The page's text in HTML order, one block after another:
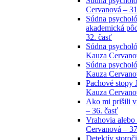
Cervanová –
Súdna
akademická
32. časť
Súdna
Kauza
Súdna
Kauza
Pachové stopy
Kauza
Ako mi prišili
– 36. časť
Vrahovia alebo
Cervanová –
Detektív